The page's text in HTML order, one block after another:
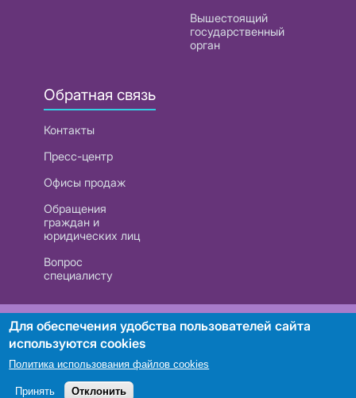
Вышестоящий
государственный
орган
Обратная связь
Контакты
Пресс-центр
Офисы продаж
Обращения
граждан и
юридических лиц
Вопрос
специалисту
РУП «Белтелеком». УНП 101007741
Поиск
Для обеспечения удобства пользователей сайта
используются cookies
Политика использования файлов cookies
Принять Отклонить